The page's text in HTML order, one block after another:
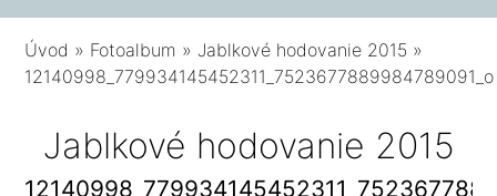
Úvod » Fotoalbum » Jablkové hodovanie 2015 »
12140998_779934145452311_7523677889984789091_o
Jablkové hodovanie 2015